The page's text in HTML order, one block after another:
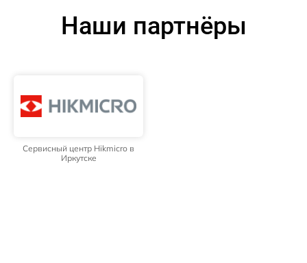
Наши партнёры
Сервисный центр Hikmicro в
Иркутске